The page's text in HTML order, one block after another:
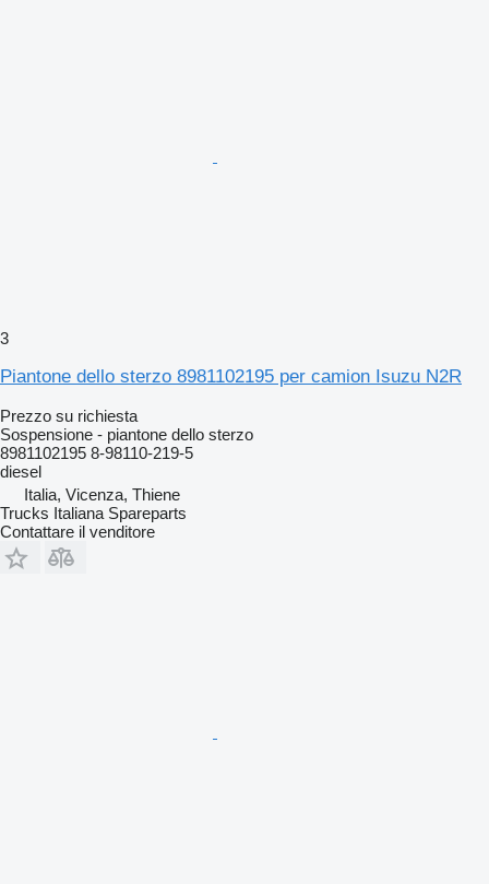
3
Piantone dello sterzo 8981102195 per camion Isuzu N2R
Prezzo su richiesta
Sospensione - piantone dello sterzo
8981102195 8-98110-219-5
diesel
Italia, Vicenza, Thiene
Trucks Italiana Spareparts
Contattare il venditore